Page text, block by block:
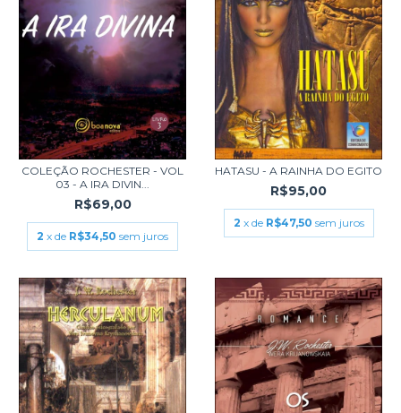
COLEÇÃO ROCHESTER - VOL
03 - A IRA DIVIN...
R$69,00
2 x de R$34,50 sem juros
HATASU - A RAINHA DO EGITO
R$95,00
2 x de R$47,50 sem juros